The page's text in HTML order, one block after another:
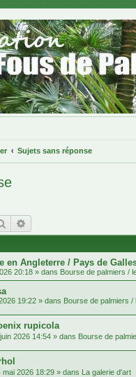
Sujets sans réponse
Rechercher
en Angleterre / Pays de
20:18 » dans Bourse de palmiers /
19:22 » dans Bourse de palmiers
rupicola
2026 14:54 » dans Bourse de
mai 2026 18:29 » dans La galerie d'art